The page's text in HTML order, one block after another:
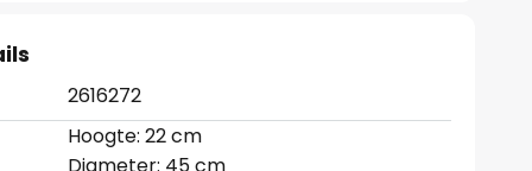
2616272
Hoogte: 22 cm